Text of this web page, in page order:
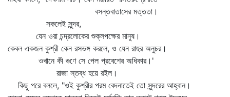
বসন্তবাতাসের মত্ততা।
সকলেই সুন্দর,
যেন ওরা চন্দ্রলোকের শুক্লপক্ষের মানুষ।
কেবল একজন কুশ্রী কেন রসভঙ্গ করলে, ও যেন রাহুর অনুচর।
ওখানে কী গুণে সে পেল প্রবেশের অধিকার।'
রাজা স্তব্ধ হয়ে রইল।
কিছু পরে বললে, "ওই কুশ্রীর পরম বেদনাতেই তো সুন্দরের আহ্বান।